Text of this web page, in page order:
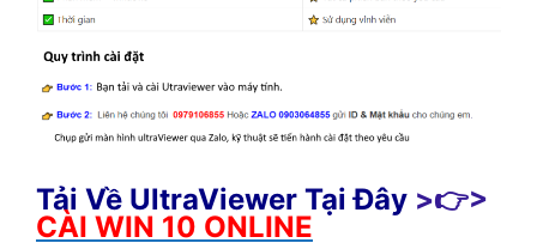
Tải Về UltraViewer Tại Đây >👉>
CÀI WIN 10 ONLINE